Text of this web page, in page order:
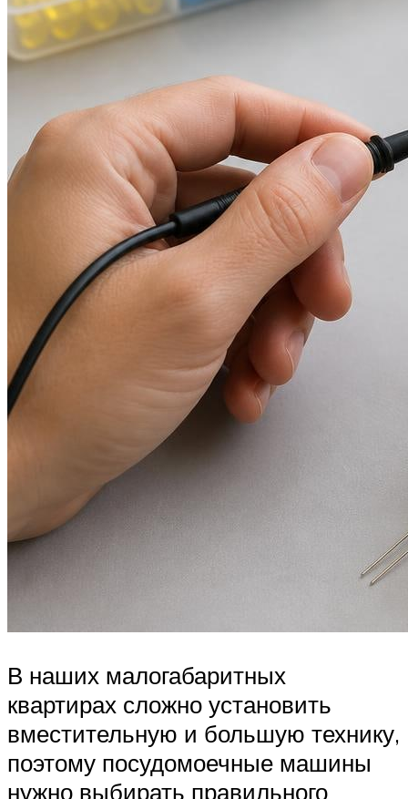
В наших малогабаритных
квартирах сложно установить
вместительную и большую технику,
поэтому посудомоечные машины
нужно выбирать правильного